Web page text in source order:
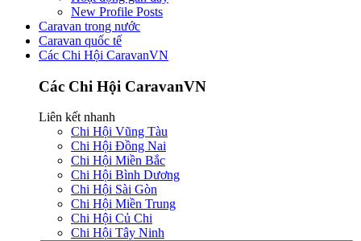
New Profile Posts
Caravan trong nước
Caravan quốc tế
Các Chi Hội CaravanVN
Các Chi Hội CaravanVN
Liên kết nhanh
Chi Hội Vũng Tàu
Chi Hội Đồng Nai
Chi Hội Miền Bắc
Chi Hội Bình Dương
Chi Hội Sài Gòn
Chi Hội Miền Trung
Chi Hội Củ Chi
Chi Hội Tây Ninh